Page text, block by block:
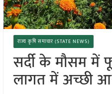
राज्य कृषि समाचार (STATE NEWS)
सर्दी के मौसम
लागत में अच्छी